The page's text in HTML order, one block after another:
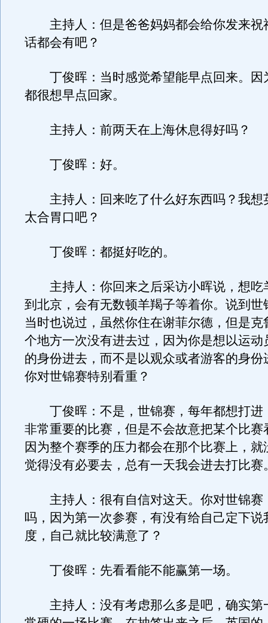
主持人：但是爸爸妈妈都会给你发来祝
话都会有吧？
丁俊晖：当时感觉希望能早点回来。因
都很想早点回家。
主持人：前两天在上海休息得好吗？
丁俊晖：好。
主持人：回来吃了什么好东西吗？我想
太合胃口吧？
丁俊晖：都挺好吃的。
主持人：你回来之后采访小晖说，想吃
到北京，会有无数顿羊羯子等着你。说到世
当时也说过，虽然你住在谢菲尔德，但是克
个地方一次没有进去过，因为你是想以运动
的身份进去，而不是以观众或者游客的身份
你对世锦赛特别看重？
丁俊晖：不是，世锦赛，每年都想打进
非常重要的比赛，但是不会故意把某个比赛
因为整个赛季的压力都会在那个比赛上，就
觉得没有必要去，总有一天我会进去打比赛
主持人：很有自信对这天。你对世锦赛
吗，因为第一次参赛，有没有给自己定下说
度，自己就比较满意了？
丁俊晖：先看看能不能赢第一场。
主持人：没有考虑那么多是吧，确实第